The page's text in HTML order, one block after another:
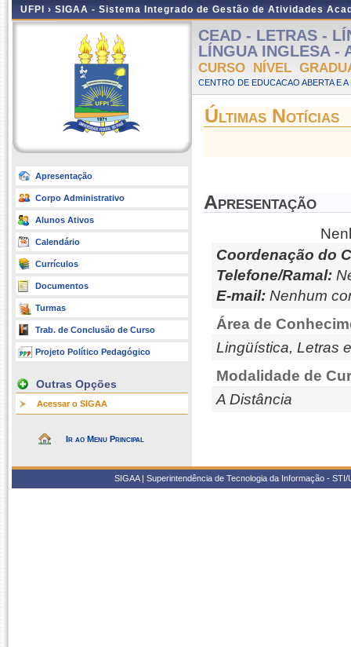
UFPI › SIGAA - Sistema Integrado de Gestão de Atividades
Apresentação
Corpo Administrativo
Alunos Ativos
Calendário
Currículos
Documentos
Turmas
Trab. de Conclusão de Curso
Projeto Político Pedagógico
Outras Opções
Acessar o SIGAA
Ir ao Menu Principal
CEAD - LETRAS -
LÍNGUA INGLESA -
CURSO NÍVEL
CENTRO DE EDUCACAO ABERTA E
Últimas Notícias
Apresentação
Coordenação do
Telefone/Ramal:
E-mail: Nenhum
Área de
Lingüística, Letras
Modalidade de
A Distância
SIGAA | Superintendência de Tecnologia da Informação -